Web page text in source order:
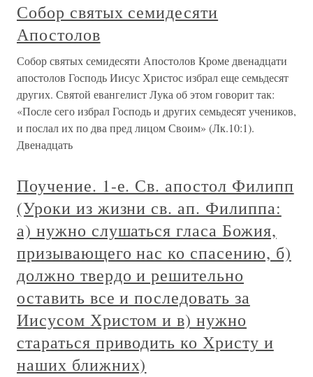
Собор святых семидесяти
Апостолов
Собор святых семидесяти Апостолов Кроме двенадцати
апостолов Господь Иисус Христос избрал еще семьдесят
других. Святой евангелист Лука об этом говорит так:
«После сего избрал Господь и других семьдесят учеников,
и послал их по два пред лицом Своим» (Лк.10:1).
Двенадцать
Поучение. 1-е. Св. апостол Филипп
(Уроки из жизни св. ап. Филиппа:
а) нужно слушаться гласа Божия,
призывающего нас ко спасению, б)
должно твердо и решительно
оставить все и последовать за
Иисусом Христом и в) нужно
стараться приводить ко Христу и
наших ближних)